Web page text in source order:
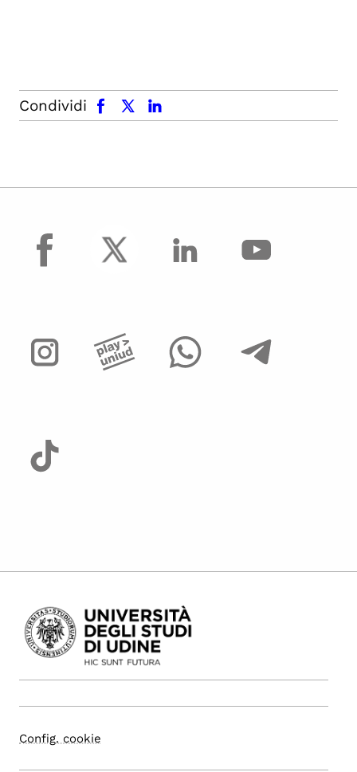
Condividi
facebook x.com linkedin
facebook
Config. cookie